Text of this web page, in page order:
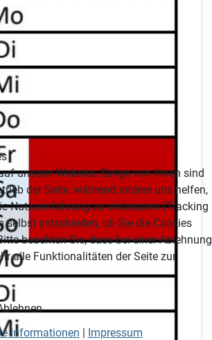
unserer Website. Einige von ihnen sind
der Seite, während andere uns helfen,
Nutzererfahrung zu verbessern (Tracking
selbst entscheiden, ob Sie die Cookies
beachten Sie, dass bei einer Ablehnung
alle Funktionalitäten der Seite zur
Informationen | Impressum